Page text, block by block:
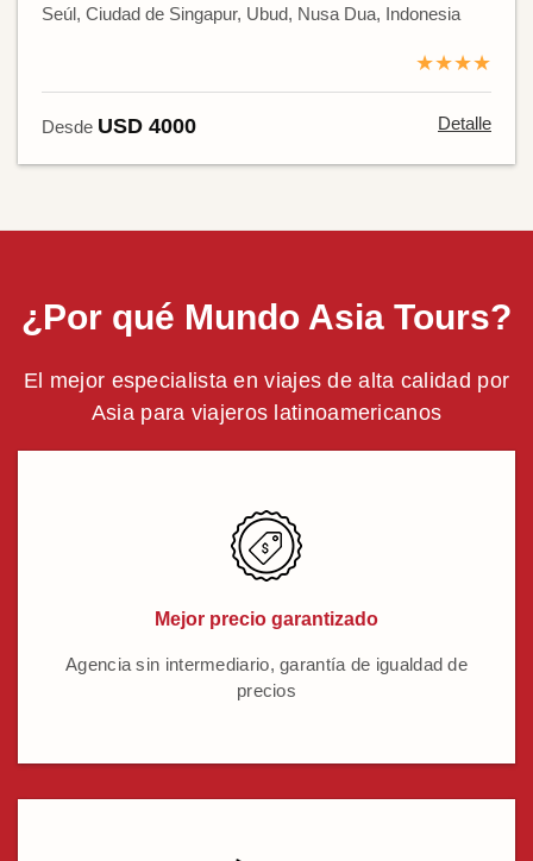
Seúl, Ciudad de Singapur, Ubud, Nusa Dua, Indonesia
★★★★
Desde USD 4000 Detalle
¿Por qué Mundo Asia Tours?
El mejor especialista en viajes de alta calidad por
Asia para viajeros latinoamericanos
Mejor precio garantizado
Agencia sin intermediario, garantía de igualdad de
precios